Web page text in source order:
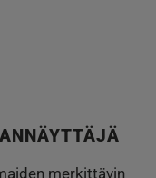
merkittävin